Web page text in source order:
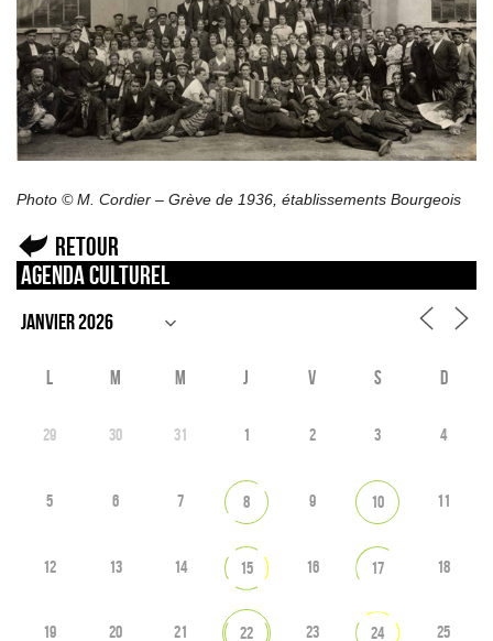
Photo © M. Cordier – Grève de 1936, établissements Bourgeois
Retour
Agenda culturel
L M M J V S D
29 30 31 1 2 3 4
5 6 7 8 9 10 11
12 13 14 15 16 17 18
19 20 21 22 23 24 25